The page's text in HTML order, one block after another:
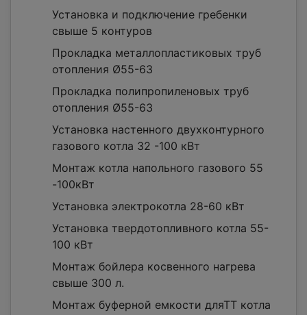
Установка и подключение гребенки
свыше 5 контуров
Прокладка металлопластиковых труб
отопления Ø55-63
Прокладка полипропиленовых труб
отопления Ø55-63
Установка настенного двухконтурного
газового котла 32 -100 кВт
Монтаж котла напольного газового 55
-100кВт
Установка электрокотла 28-60 кВт
Установка твердотопливного котла 55-
100 кВт
Монтаж бойлера косвенного нагрева
свыше 300 л.
Монтаж буферной емкости дляТТ котла